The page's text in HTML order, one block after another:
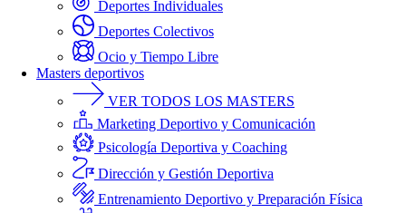
Deportes Individuales
Deportes Colectivos
Ocio y Tiempo Libre
Masters deportivos
VER TODOS LOS MASTERS
Marketing Deportivo y Comunicación
Psicología Deportiva y Coaching
Dirección y Gestión Deportiva
Entrenamiento Deportivo y Preparación Física